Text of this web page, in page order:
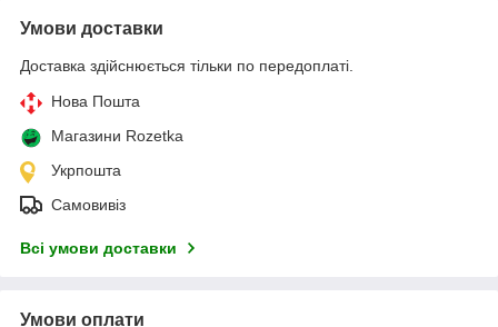
Умови доставки
Доставка здійснюється тільки по передоплаті.
Нова Пошта
Магазини Rozetka
Укрпошта
Самовивіз
Всі умови доставки
Умови оплати